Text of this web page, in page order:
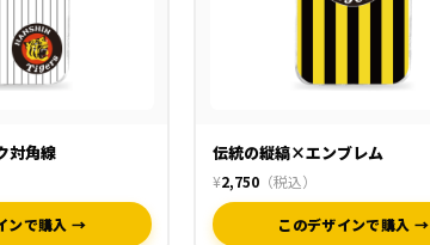
対角線
ンで購入 →
伝統の縦縞×エンブレム
¥2,750（税込）
このデザインで購入 →